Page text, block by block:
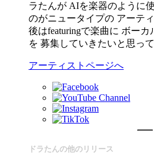
ラたんが AIを楽器のように
のがニュータイプの アーテ
後はfeaturingで楽曲に ボー
を 募集していきたいと思って
アーティストページへ
ドラたんの他のリリース